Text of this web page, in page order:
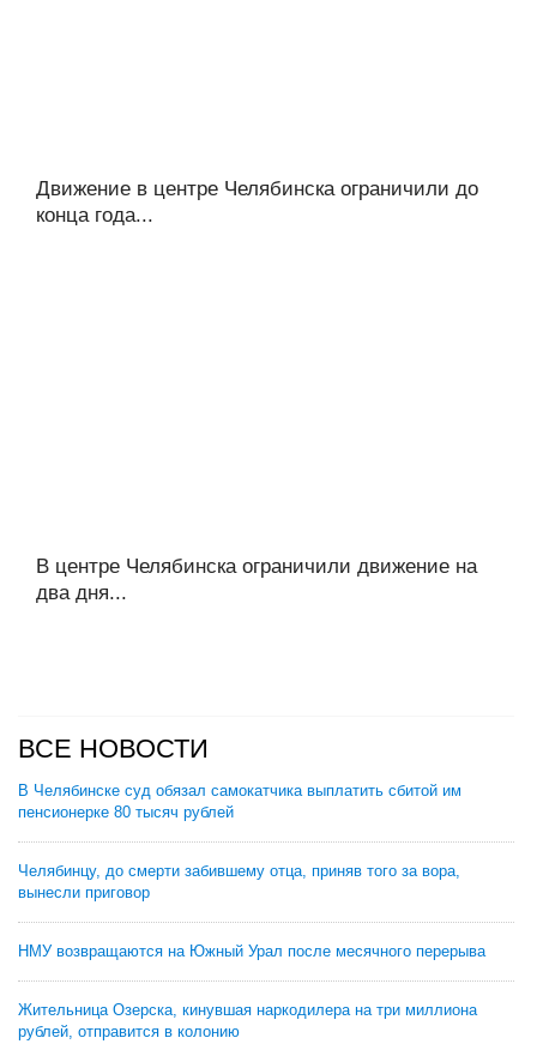
Движение в центре Челябинска ограничили до
конца года...
В центре Челябинска ограничили движение на
два дня...
ВСЕ НОВОСТИ
В Челябинске суд обязал самокатчика выплатить сбитой им
пенсионерке 80 тысяч рублей
Челябинцу, до смерти забившему отца, приняв того за вора,
вынесли приговор
НМУ возвращаются на Южный Урал после месячного перерыва
Жительница Озерска, кинувшая наркодилера на три миллиона
рублей, отправится в колонию